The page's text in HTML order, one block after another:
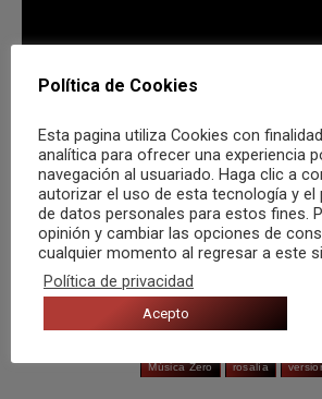
Compartir
Música Zero rosalía
Política de Cookies
Esta pagina utiliza Cookies con
analítica para ofrecer una experiencia
navegación al usuariado. Haga clic a
autorizar el uso de esta tecnología y el
de datos personales para estos fines.
opinión y cambiar las opciones de
cualquier momento al regresar a este
Política de privacidad
Acepto